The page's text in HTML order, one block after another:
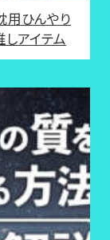
用ひんやり
アイテム